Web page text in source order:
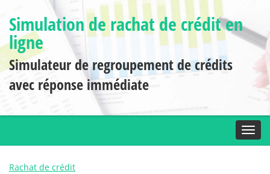
Simulation de rachat de crédit en
ligne
Simulateur de regroupement de crédits
avec réponse immédiate
Rachat de crédit